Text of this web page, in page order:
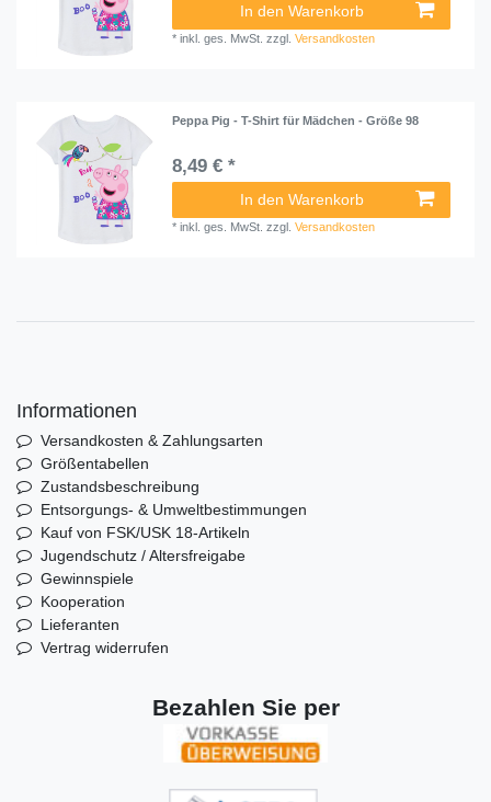
In den Warenkorb
*inkl. ges. MwSt. zzgl.Versandkosten
Peppa Pig - T-Shirt für Mädchen - Größe 98
8,49 € *
In den Warenkorb
*inkl. ges. MwSt. zzgl.Versandkosten
Informationen
Versandkosten & Zahlungsarten
Größentabellen
Zustandsbeschreibung
Entsorgungs- & Umweltbestimmungen
Kauf von FSK/USK 18-Artikeln
Jugendschutz / Altersfreigabe
Gewinnspiele
Kooperation
Lieferanten
Vertrag widerrufen
Bezahlen Sie per